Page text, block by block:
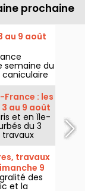
prochaine
au 9 août
semaine du
caniculaire
baisser
chaud et: les
au 9 août
et en Île-
du 3
travaux
travaux
9
des
et la